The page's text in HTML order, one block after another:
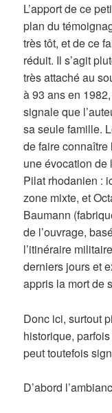
L’apport de ce
plan du
très tôt, et de ce
réduit. Il s’agit
très attaché au
à 93 ans en
signale que
sa seule famille.
de faire
une évocation
Pilat rhodanien :
zone mixte, et
Baumann
de l’ouvrage,
l’itinéraire
derniers jours et
appris la mort de
Donc ici, surtout
historique,
peut toutefois
D’abord